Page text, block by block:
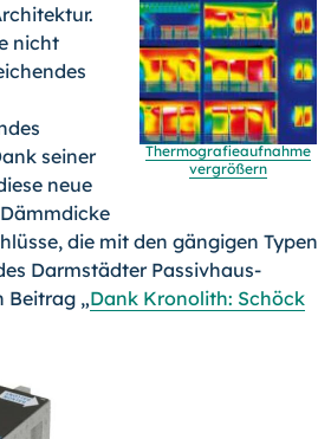
Thermografieaufnahme
vergrößern
nicht
seiner
neue
die mit den gängigen Typen
Darmstädter Passivhaus-
Beitrag „Dank Kronolith: Schöck